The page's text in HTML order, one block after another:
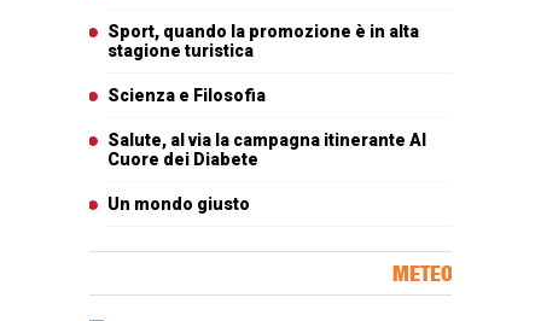
Sport, quando la promozione è in alta
stagione turistica
Scienza e Filosofia
Salute, al via la campagna itinerante Al
Cuore dei Diabete
Un mondo giusto
METEO